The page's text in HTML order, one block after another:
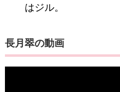
はジル。
​​​​​​​​​​​​​​​​​​​​​​​​​​​​​​​長月翠の動画